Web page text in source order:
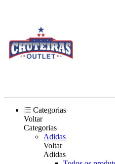
Categorias
Voltar
Categorias
Adidas
Voltar
Adidas